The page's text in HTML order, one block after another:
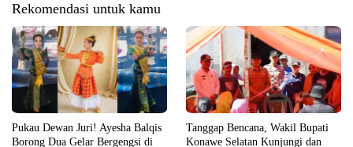
Rekomendasi untuk kamu
Pukau Dewan Juri! Ayesha Balqis
Borong Dua Gelar Bergengsi di
Tanggap Bencana, Wakil Bupati
Konawe Selatan Kunjungi dan